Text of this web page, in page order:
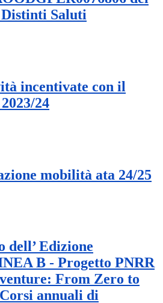
Distinti Saluti
incentivate con il
24
mobilità ata 24/25
dell’ Edizione
B - Progetto PNRR
From Zero to
annuali di